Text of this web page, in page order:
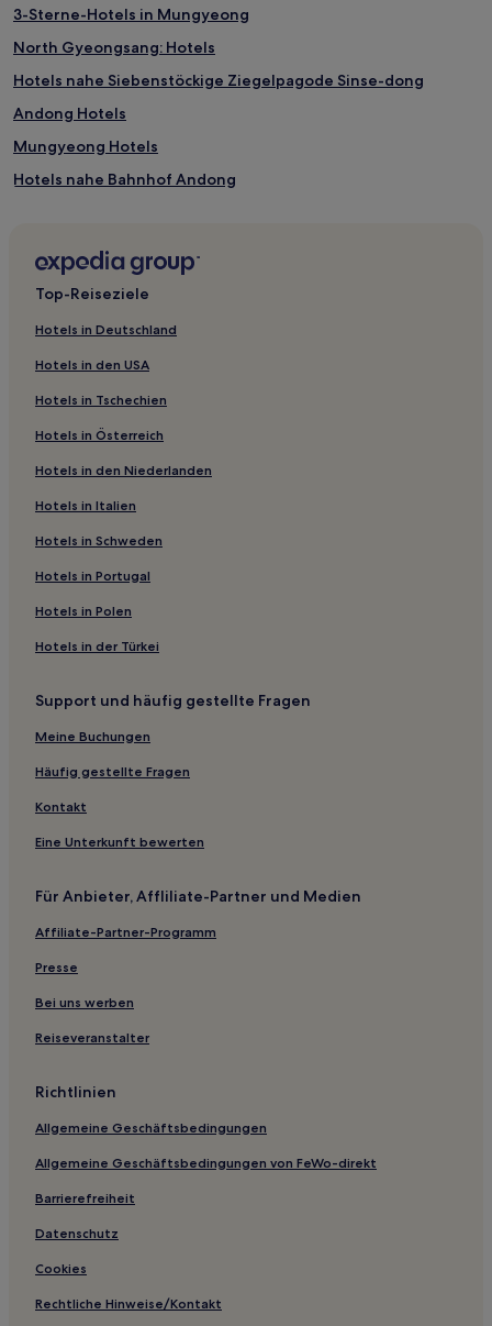
3-Sterne-Hotels in Mungyeong
North Gyeongsang: Hotels
Hotels nahe Siebenstöckige Ziegelpagode Sinse-dong
Andong Hotels
Mungyeong Hotels
Hotels nahe Bahnhof Andong
Business in North Gyeongsang
Top-Reiseziele
Hotels in Deutschland
Hotels in den USA
Hotels in Tschechien
Hotels in Österreich
Hotels in den Niederlanden
Hotels in Italien
Hotels in Schweden
Hotels in Portugal
Hotels in Polen
Hotels in der Türkei
Support und häufig gestellte Fragen
Meine Buchungen
Häufig gestellte Fragen
Kontakt
Eine Unterkunft bewerten
Für Anbieter, Affliliate-Partner und Medien
Affiliate-Partner-Programm
Presse
Bei uns werben
Reiseveranstalter
Richtlinien
Allgemeine Geschäftsbedingungen
Allgemeine Geschäftsbedingungen von FeWo-direkt
Barrierefreiheit
Datenschutz
Cookies
Rechtliche Hinweise/Kontakt